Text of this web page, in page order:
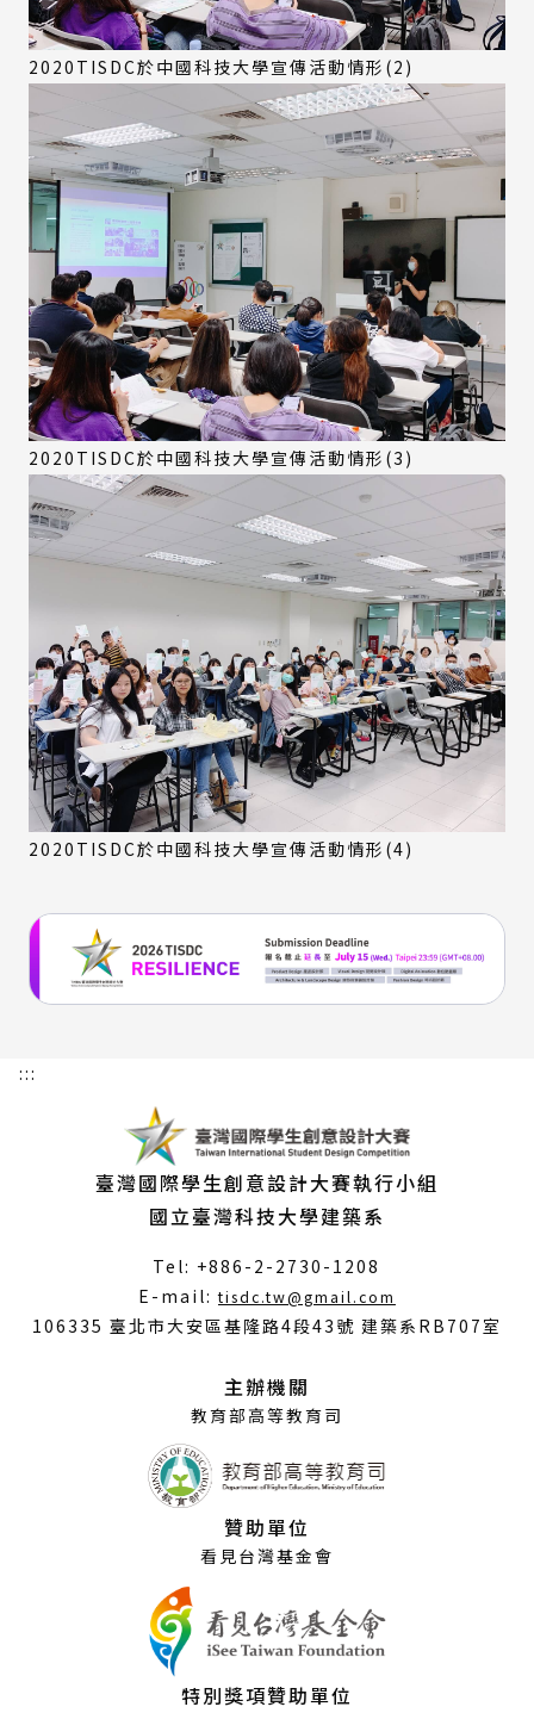
2020TISDC於中國科技大學宣傳活動情形(2)
2020TISDC於中國科技大學宣傳活動情形(3)
2020TISDC於中國科技大學宣傳活動情形(4)
:::
臺灣國際學生創意設計大賽執行小組
國立臺灣科技大學建築系
Tel: +886-2-2730-1208
E-mail:tisdc.tw@gmail.com
開
106335 臺北市大安區基隆路4段43號 建築系RB707室
主辦機關
教育部高等教育司
贊助單位
看見台灣基金會
特別獎項贊助單位